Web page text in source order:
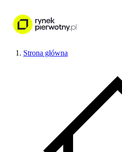
Strona główna